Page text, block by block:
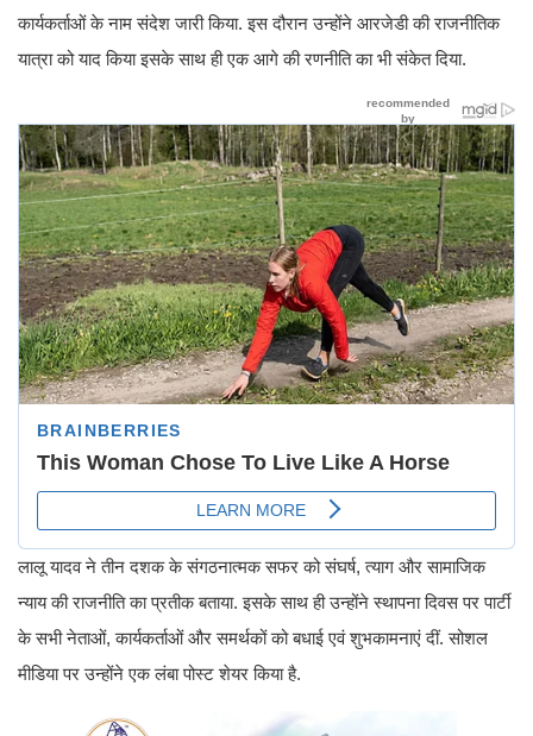
कार्यकर्ताओं के नाम संदेश जारी किया. इस दौरान उन्होंने आरजेडी की राजनीतिक
यात्रा को याद किया इसके साथ ही एक आगे की रणनीति का भी संकेत दिया.
लालू यादव ने तीन दशक के संगठनात्मक सफर को संघर्ष, त्याग और सामाजिक
न्याय की राजनीति का प्रतीक बताया. इसके साथ ही उन्होंने स्थापना दिवस पर पार्टी
के सभी नेताओं, कार्यकर्ताओं और समर्थकों को बधाई एवं शुभकामनाएं दीं. सोशल
मीडिया पर उन्होंने एक लंबा पोस्ट शेयर किया है.